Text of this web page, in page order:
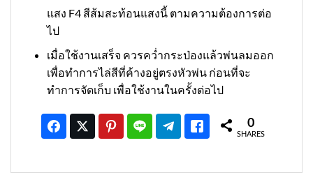
แสง F4 สีส้มสะท้อนแสงนี้ ตามความต้องการต่อ
ไป
เมื่อใช้งานเสร็จ ควรคว่ำกระป่องแล้วพ่นลมออก
เพื่อทำการไล่สีที่ค้างอยู่ตรงหัวพ่น ก่อนที่จะ
ทำการจัดเก็บ เพื่อใช้งานในครั้งต่อไป
0
SHARES